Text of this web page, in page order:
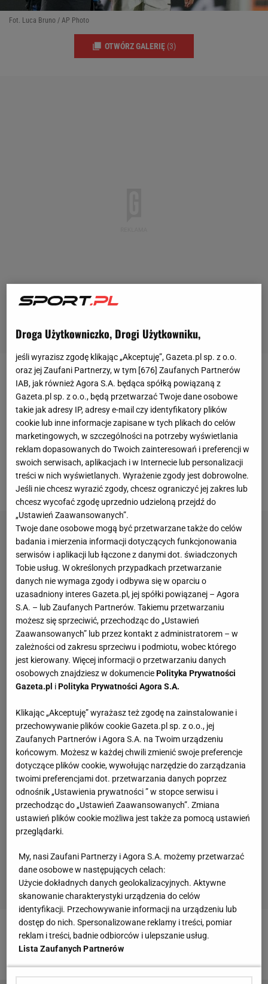
Fot. Luca Bruno / AP Photo
OTWÓRZ GALERIĘ (3)
Przed sezonem władze Manchesteru nie rozważały
zmiany na stanowisko menedżera. Co więcej,
ostatnie fatalnewyniki w lidze (0:5 zLiverpoolem
czy 0:2 w derbach zManchesterem City) również nie
wpływają na ocenę pracy Norwega. Takie decyzje
według brytyjskich mediów mają powodować
frustrację wśród piłkarzy.
Zobacz wideoWielki powrót Cristiano Ronaldo.
"Lepiej nie mógł sobie tego wymarzyć"
Droga Użytkowniczko, Drogi Użytkowniku,
jeśli wyrazisz zgodę klikając „Akceptuję”, Gazeta.pl sp. z o.o.
oraz jej Zaufani Partnerzy, w tym [676] Zaufanych Partnerów
IAB, jak również Agora S.A. będąca spółką powiązaną z
Gazeta.pl sp. z o.o., będą przetwarzać Twoje dane osobowe
takie jak adresy IP, adresy e-mail czy identyfikatory plików
cookie lub inne informacje zapisane w tych plikach do celów
marketingowych, w szczególności na potrzeby wyświetlania
reklam dopasowanych do Twoich zainteresowań i preferencji w
swoich serwisach, aplikacjach i w Internecie lub personalizacji
treści w nich wyświetlanych. Wyrażenie zgody jest dobrowolne.
Jeśli nie chcesz wyrazić zgody, chcesz ograniczyć jej zakres lub
chcesz wycofać zgodę uprzednio udzieloną przejdź do
„Ustawień Zaawansowanych”.
Twoje dane osobowe mogą być przetwarzane także do celów
badania i mierzenia informacji dotyczących funkcjonowania
serwisów i aplikacji lub łączone z danymi dot. świadczonych
Tobie usług. W określonych przypadkach przetwarzanie
danych nie wymaga zgody i odbywa się w oparciu o
uzasadniony interes Gazeta.pl, jej spółki powiązanej – Agora
S.A. – lub Zaufanych Partnerów. Takiemu przetwarzaniu
możesz się sprzeciwić, przechodząc do „Ustawień
Zaawansowanych” lub przez kontakt z administratorem – w
zależności od zakresu sprzeciwu i podmiotu, wobec którego
jest kierowany. Więcej informacji o przetwarzaniu danych
osobowych znajdziesz w dokumenciePolityka Prywatności
Gazeta.pl iPolityka Prywatności Agora S.A.
Klikając „Akceptuję” wyrażasz też zgodę na zainstalowanie i
przechowywanie plików cookie Gazeta.pl sp. z o.o., jej
Zaufanych Partnerów i Agora S.A. na Twoim urządzeniu
końcowym. Możesz w każdej chwili zmienić swoje preferencje
dotyczące plików cookie, wywołując narzędzie do zarządzania
twoimi preferencjami dot. przetwarzania danych poprzez
odnośnik „Ustawienia prywatności ” w stopce serwisu i
przechodząc do „Ustawień Zaawansowanych”. Zmiana
ustawień plików cookie możliwa jest także za pomocą ustawień
przeglądarki.
My, nasi Zaufani Partnerzy i Agora S.A. możemy przetwarzać
dane osobowe w następujących celach:
Użycie dokładnych danych geolokalizacyjnych. Aktywne
skanowanie charakterystyki urządzenia do celów
identyfikacji. Przechowywanie informacji na urządzeniu lub
dostęp do nich. Spersonalizowane reklamy i treści, pomiar
reklam i treści, badnie odbiorców i ulepszanie usług.
Lista Zaufanych Partnerów